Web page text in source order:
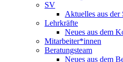
SV
Aktuelles aus der
Lehrkräfte
Neues aus dem
Mitarbeiter*innen
Beratungsteam
Neues aus dem